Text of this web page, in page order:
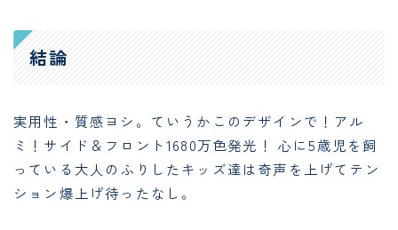
結論
実用性・質感ヨシ。ていうかこのデザインで！アル
ミ！サイド＆フロント1680万色発光！ 心に5歳児を飼
っている大人のふりしたキッズ達は奇声を上げてテン
ション爆上げ待ったなし。